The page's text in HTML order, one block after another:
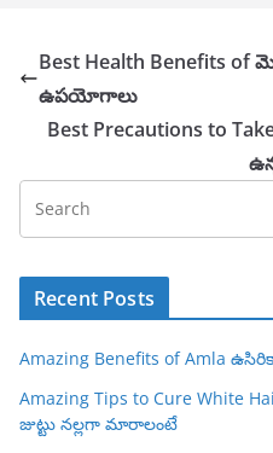
Best Health Benefits of
ఉపయోగాలు
Best Precautions to
Recent Posts
Amazing Benefits of Amla
Amazing Tips to Cure White
జుట్టు నల్లగా మారాలంటే